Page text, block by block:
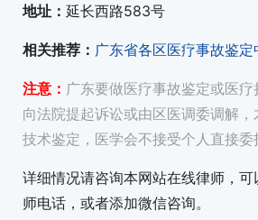
地址： 延长西路583号
相关推荐： 广东省各区医疗事故鉴
注意： 广东要做医疗事故鉴定或医
向法院提起诉讼或由区医调委调解
技术鉴定，医学会不接受个人直接委
详细情况请咨询本网站在线律师，
师电话，或者添加微信咨询。